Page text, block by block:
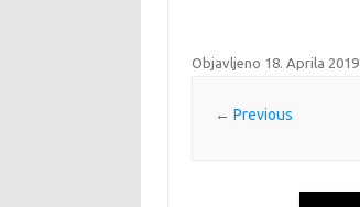
Objavljeno 18. Aprila 2019
← Previous